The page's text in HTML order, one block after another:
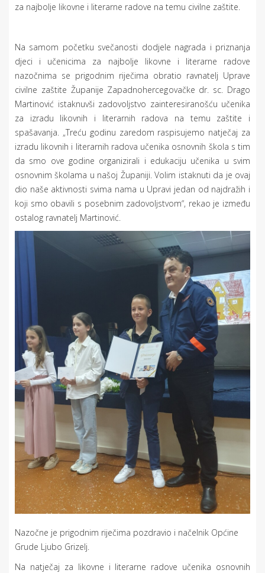
za najbolje likovne i literarne radove na temu civilne zaštite.
Na samom početku svečanosti dodjele nagrada i priznanja
djeci i učenicima za najbolje likovne i literarne radove
nazočnima se prigodnim riječima obratio ravnatelj Uprave
civilne zaštite Županije Zapadnohercegovačke dr. sc. Drago
Martinović istaknuvši zadovoljstvo zainteresiranošću učenika
za izradu likovnih i literarnih radova na temu zaštite i
spašavanja. „Treću godinu zaredom raspisujemo natječaj za
izradu likovnih i literarnih radova učenika osnovnih škola s tim
da smo ove godine organizirali i edukaciju učenika u svim
osnovnim školama u našoj Županiji. Volim istaknuti da je ovaj
dio naše aktivnosti svima nama u Upravi jedan od najdražih i
koji smo obavili s posebnim zadovoljstvom“, rekao je između
ostalog ravnatelj Martinović.
Nazočne je prigodnim riječima pozdravio i načelnik Općine
Grude Ljubo Grizelj.
Na natječaj za likovne i literarne radove učenika osnovnih